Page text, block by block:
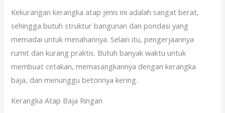
Kekurangan kerangka atap jenis ini adalah sangat berat,
sehingga butuh struktur bangunan dan pondasi yang
memadai untuk menahannya. Selain itu, pengerjaannya
rumit dan kurang praktis. Butuh banyak waktu untuk
membuat cetakan, memasangkannya dengan kerangka
baja, dan menunggu betonnya kering.
Kerangka Atap Baja Ringan